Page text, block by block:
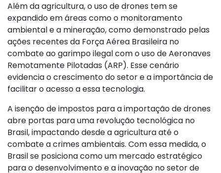
Além da agricultura, o uso de drones tem se
expandido em áreas como o monitoramento
ambiental e a mineração, como demonstrado pelas
ações recentes da Força Aérea Brasileira no
combate ao garimpo ilegal com o uso de Aeronaves
Remotamente Pilotadas (ARP). Esse cenário
evidencia o crescimento do setor e a importância de
facilitar o acesso a essa tecnologia.
A isenção de impostos para a importação de drones
abre portas para uma revolução tecnológica no
Brasil, impactando desde a agricultura até o
combate a crimes ambientais. Com essa medida, o
Brasil se posiciona como um mercado estratégico
para o desenvolvimento e a inovação no setor de